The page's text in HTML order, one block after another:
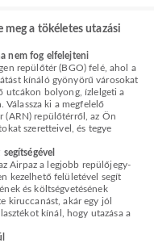
meg a tökéletes utazási
nem fog elfelejteni
repülőtér (BGO) felé, ahol a
kínáló gyönyörű városokat
utcákon bolyong, ízlelgeti a
Válassza ki a megfelelő
(ARN) repülőtérről, az Ön
szeretteivel, és tegye
Airpaz a legjobb repülőjegy-
kezelhető felületével segít
és költségvetésének
kiruccanást, akár egy jól
kínál, hogy utazása a